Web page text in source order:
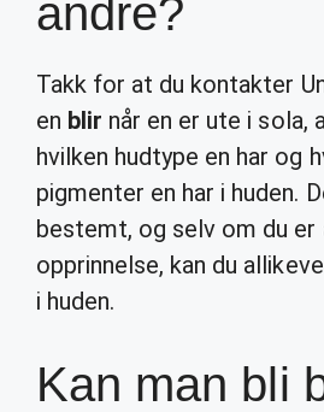
andre?
Takk for at du kontakter
en blir når en er ute i sola,
hvilken hudtype en har og
pigmenter en har i huden.
bestemt, og selv om du er
opprinnelse, kan du
i huden.
Kan man bli